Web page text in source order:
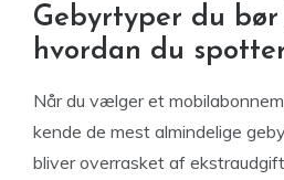
Gebyrtyper du
hvordan du
Når du vælger et
kende de mest almindelige
bliver overrasket af